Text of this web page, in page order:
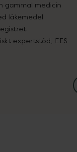
gammal medicin
läkemedel
expertstöd, EES